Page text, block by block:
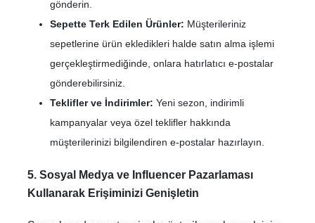
gönderin.
Sepette Terk Edilen Ürünler: Müşterileriniz
sepetlerine ürün ekledikleri halde satın alma işlemi
gerçekleştirmediğinde, onlara hatırlatıcı e-postalar
gönderebilirsiniz.
Teklifler ve İndirimler: Yeni sezon, indirimli
kampanyalar veya özel teklifler hakkında
müşterilerinizi bilgilendiren e-postalar hazırlayın.
5. Sosyal Medya ve Influencer Pazarlaması
Kullanarak Erişiminizi Genişletin